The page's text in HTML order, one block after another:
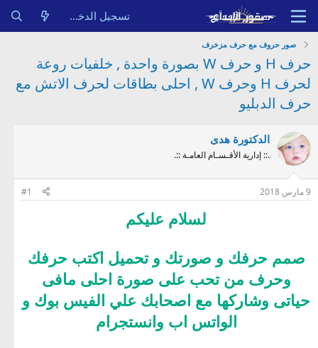
تسجيل الدخول
صور حروف مع حرف مزخرف
حرف H و حرف W بصورة واحدة , خلفيات روعة
لحرف H وحرف W , احلى بطاقات لحرف الاتش مع
حرف الدبليو
الدكتورة هدى
.:: إدارية الأقـسـام العامـة ::.
9 مارس 2018 #1
لسلام عليكم
صمم حرفك و صورتك و تحميل اكتب حرفك
وحرف من تحب على صورة احلى مافى
حياتى وشاركها مع اصحابك علي الفيس بوك و
الواتس اب وانستجرام